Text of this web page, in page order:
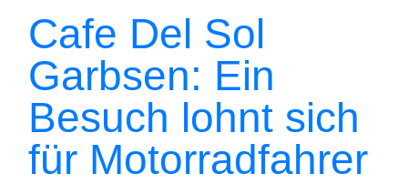
Cafe Del Sol
Garbsen: Ein
Besuch lohnt sich
für Motorradfahrer